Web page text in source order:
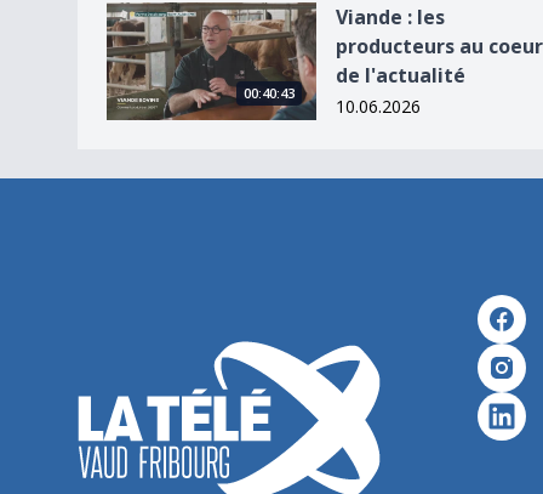
Viande : les producteurs au coeur de
00:40:43
Viande : les
producteurs au coeur
de l'actualité
10.06.2026